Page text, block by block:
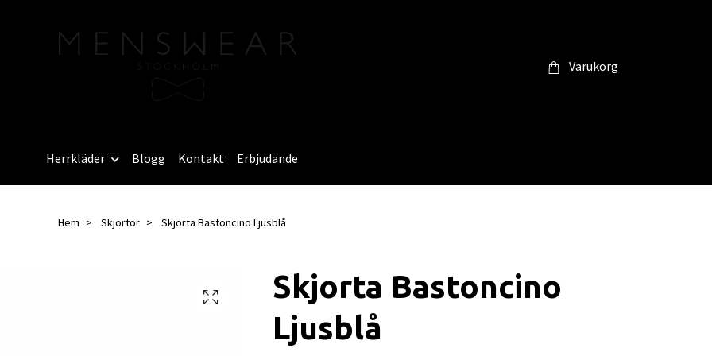
Varukorg
Herrkläder Blogg Kontakt Erbjudande
Hem Skjortor Skjorta Bastoncino Ljusblå
Skjorta Bastoncino
Ljusblå